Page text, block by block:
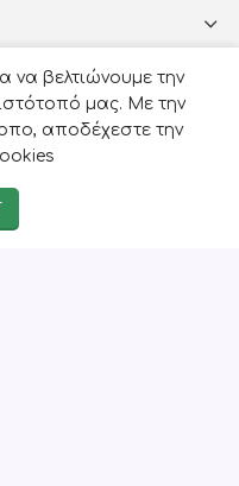
να βελτιώνουμε την
μας. Με την
αποδέχεστε την